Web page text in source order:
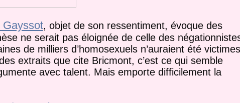
Gayssot, objet de son ressentiment, évoque des
ne serait pas éloignée de celle des
de milliers d’homosexuels n’auraient été
extraits que cite Bricmont, c’est ce qui semble
avec talent. Mais emporte difficilement la